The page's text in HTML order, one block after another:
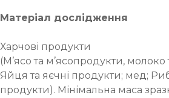
Матеріал дослідження
Харчові продукти
(М’ясо та м’ясопродукти,
Яйця та яєчні продукти; мед;
продукти). Мінімальна маса